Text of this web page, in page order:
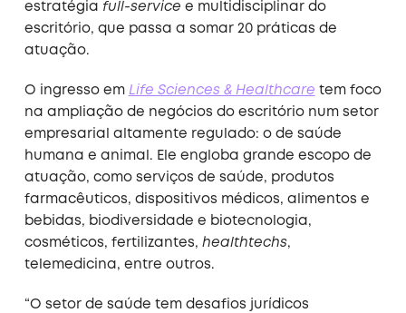
estratégia full-service e multidisciplinar do
escritório, que passa a somar 20 práticas de
atuação.
O ingresso em Life Sciences & Healthcare tem foco
na ampliação de negócios do escritório num setor
empresarial altamente regulado: o de saúde
humana e animal. Ele engloba grande escopo de
atuação, como serviços de saúde, produtos
farmacêuticos, dispositivos médicos, alimentos e
bebidas, biodiversidade e biotecnologia,
cosméticos, fertilizantes, healthtechs,
telemedicina, entre outros.
“O setor de saúde tem desafios jurídicos